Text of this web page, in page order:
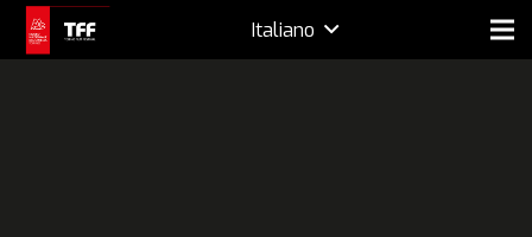
Italiano